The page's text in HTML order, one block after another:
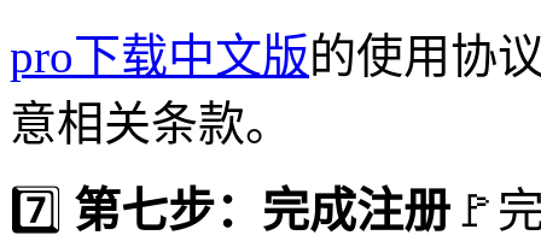
pro下载中文版的使用协
意相关条款。
7️⃣ 第七步：完成注册 🚩